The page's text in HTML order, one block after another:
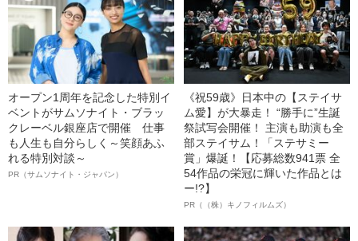
オープン1周年を記念した特別イ
ベントがサムソナイト・ブラッ
クレーベル銀座店で開催 仕事
も人生も自分らしく～笑顔あふ
れる特別対談～
PR（サムソナイト・ジャパン）
《祝59歳》日本中の【ステイサ
ム愛】が大暴走！ “勝手に”生誕
祭試写会開催！ 主演も助演も全
部ステイサム！「ステサミー
賞」爆誕！【応募総数941票 全
54作品の栄冠に輝いた作品とは
ー!?】
PR（（株）キノフィルムズ）